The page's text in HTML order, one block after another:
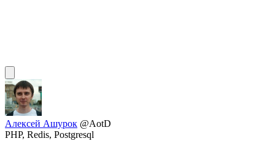
Алексей Ашурок @AotD
PHP, Redis, Postgresql